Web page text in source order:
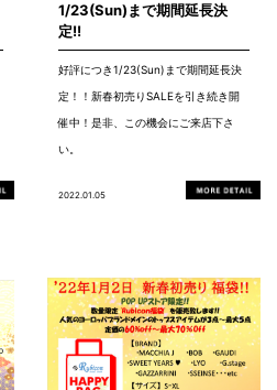
1/23(Sun)まで期間延長決
定!!
好評につき1/23(Sun)まで期間延長決
定！！新春初売りSALEを引き続き開
催中！是非、この機会にご来店下さ
い。
2022.01.05